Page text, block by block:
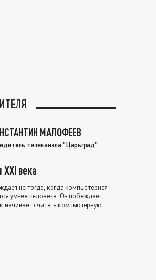
МАЛОФЕЕВ
телеканала "Царьград"
века
не тогда, когда компьютерная
умнее человека. Он побеждает
начинает считать компьютерную